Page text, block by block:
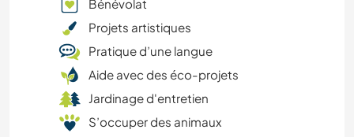
Bénévolat
Projets artistiques
Pratique d’une langue
Aide avec des éco-projets
Jardinage d'entretien
S’occuper des animaux